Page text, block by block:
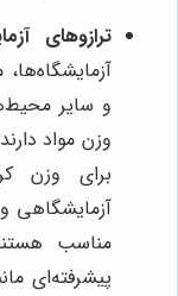
ترازوهای
و سایر
وزن مواد
برای وزن
آزمایشگاهی
مناسب
پیشرفته‌ای